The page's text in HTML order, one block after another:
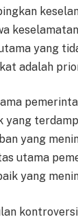
yang
adalah
yang
yang
utama
yang